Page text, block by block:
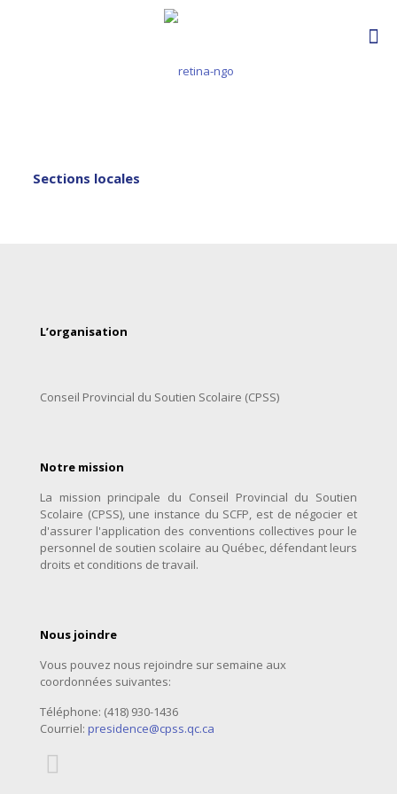
Sections locales
L’organisation
Conseil Provincial du Soutien Scolaire (CPSS)
Notre mission
La mission principale du Conseil Provincial du Soutien
Scolaire (CPSS), une instance du SCFP, est de négocier et
d'assurer l'application des conventions collectives pour le
personnel de soutien scolaire au Québec, défendant leurs
droits et conditions de travail.
Nous joindre
Vous pouvez nous rejoindre sur semaine aux
coordonnées suivantes:
Téléphone: (418) 930-1436
Courriel: presidence@cpss.qc.ca